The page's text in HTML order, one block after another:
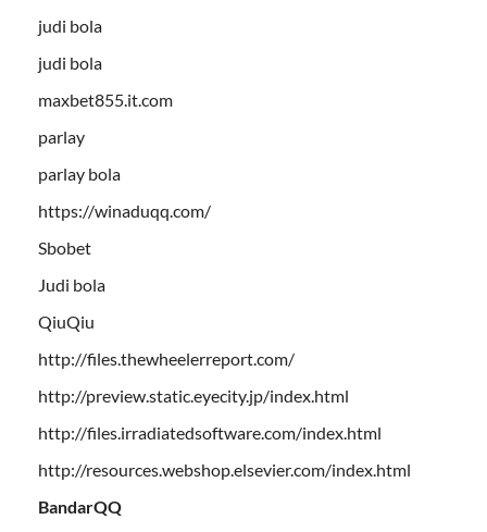
judi bola
judi bola
maxbet855.it.com
parlay
parlay bola
https://winaduqq.com/
Sbobet
Judi bola
QiuQiu
http://files.thewheelerreport.com/
http://preview.static.eyecity.jp/index.html
http://files.irradiatedsoftware.com/index.html
http://resources.webshop.elsevier.com/index.html
BandarQQ